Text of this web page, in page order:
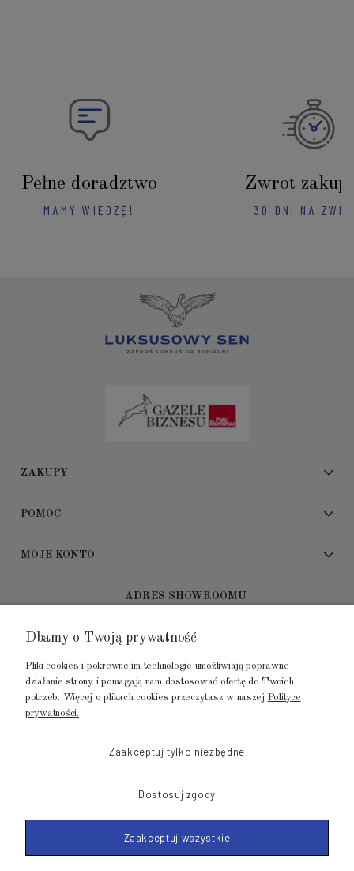
Pełne doradztwo
MAMY WIEDZĘ!
Zwrot
30 DNI NA
ZAKUPY
POMOC
MOJE KONTO
ADRES SHOWROOMU
GALERIA METROPOLIA
ul. Jana Kilińskiego 4
80-452 Gdańsk
© 2011-2026 LuksusowySen.pl
Dbamy o Twoją prywatność
Pliki cookies i pokrewne im technologie umożliwiają poprawne
działanie strony i pomagają nam dostosować ofertę do Twoich
potrzeb. Więcej o plikach cookies przeczytasz w naszej Polityce
prywatności.
Zaakceptuj tylko niezbędne
Dostosuj zgody
Zaakceptuj wszystkie